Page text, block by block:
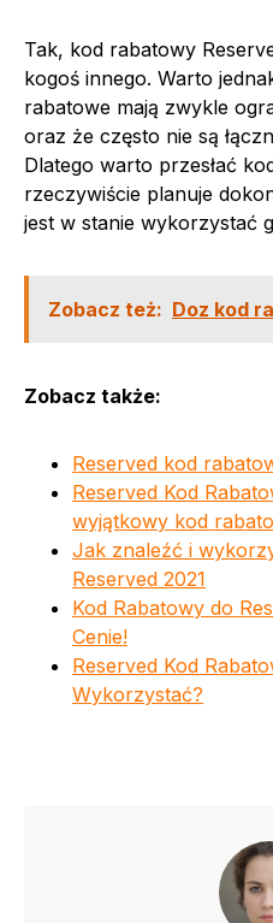
Tak, kod rabatowy
kogoś innego. Warto
rabatowe mają zwykle
oraz że często nie są
Dlatego warto przesłać
rzeczywiście planuje
jest w stanie wykorzystać
Zobacz też: Doz kod
Zobacz także:
Reserved kod
Reserved Kod
wyjątkowy kod
Jak znaleźć i
Reserved 2021
Kod Rabatowy do
Cenie!
Reserved Kod
Wykorzystać?